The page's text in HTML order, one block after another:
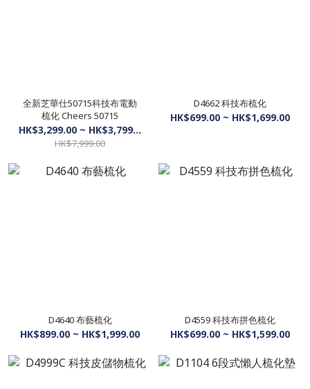
全新芝華仕50715科技布電動
梳化 Cheers 50715
HK$3,299.00 ~ HK$3,799.00
HK$7,999.00
D4662 科技布梳化
HK$699.00 ~ HK$1,699.00
D4640 布藝梳化
HK$899.00 ~ HK$1,999.00
D4559 科技布拼色梳化
HK$699.00 ~ HK$1,599.00